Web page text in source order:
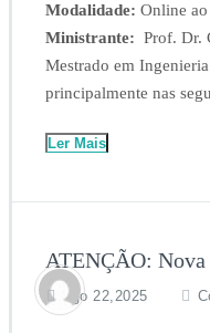
Modalidade: Online
Ministrante: Prof. Dr.
Mestrado em
principalmente nas
Ler Mais
ATENÇÃO:
ago 22,2025